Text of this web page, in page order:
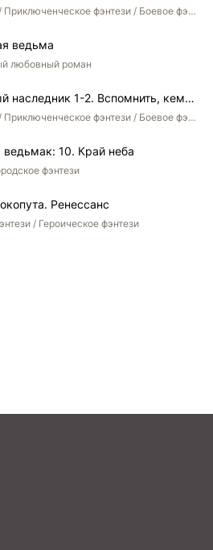
Попаданцы / Приключенческое фэнтези / Боевое фэнтези
ведьма
любовный роман
Незаконный наследник 1-2. Вспомнить, кем был. Стать собой. Остаться собой
Попаданцы / Приключенческое фэнтези / Боевое фэнтези / Юмористическое фэнтези
10. Край неба
фэнтези
Ренессанс
/ Героическое фэнтези